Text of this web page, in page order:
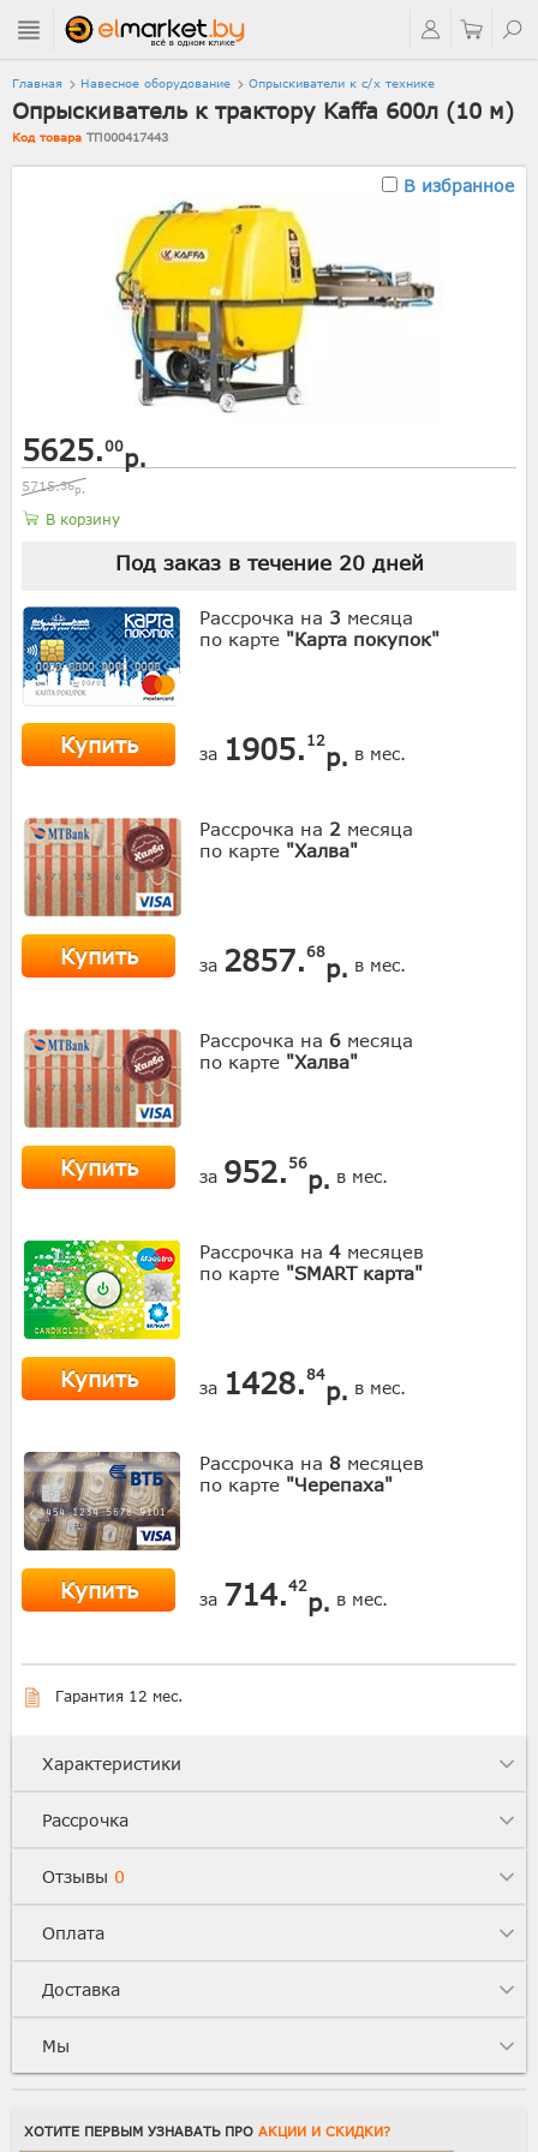
Главная Навесное оборудование Опрыскиватели к с/х технике
Опрыскиватель к трактору Kaffa 600л (10 м)
Код товара ТП000417443
В избранное
5625.00р.
5715.36р.
В корзину
Под заказ в течение 20дней
Рассрочка на 3 месяца
по карте "Карта покупок"
Купить за 1905. 12
р. в мес.
Рассрочка на 2 месяца
по карте "Халва"
Купить за 2857.68
р. в мес.
Рассрочка на 6 месяца
по карте "Халва"
Купить за 952. 56
р. в мес.
Рассрочка на 4 месяцев
по карте "SMART карта"
Купить за 1428.84
р. в мес.
Рассрочка на 8 месяцев
по карте "Черепаха"
Купить за 714.42
р. в мес.
Гарантия 12 мес.
Характеристики
Рассрочка
Отзывы 0
Оплата
Доставка
Мы
ХОТИТЕ ПЕРВЫМ УЗНАВАТЬ ПРО АКЦИИ И СКИДКИ?